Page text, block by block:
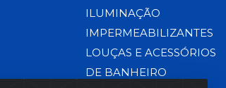
ILUMINAÇÃO
IMPERMEABILIZANTES
LOUÇAS E ACESSÓRIOS
DE BANHEIRO